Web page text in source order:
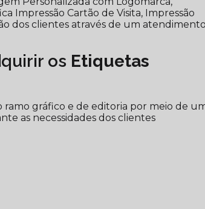
Impressão Cartão de Visita, Impressão
dos clientes através de um
os Etiquetas
ramo gráfico e de editoria por meio de
as necessidades dos clientes